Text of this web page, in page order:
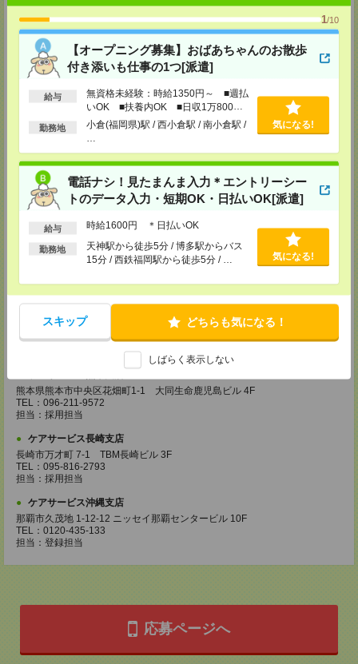
1/10
【オープニング募集】おばあちゃんのお散歩
付き添いも仕事の1つ[派遣]
給与
無資格未経験：時給1350円～ ■週払
いOK ■扶養内OK ■日収1万800円
以上
勤務地
小倉(福岡県)駅 / 西小倉駅 / 南小倉駅 /
気になる!
電話ナシ！見たまんま入力＊エントリーシー
トのデータ入力・短期OK・日払いOK[派遣]
給与 時給1600円 ＊日払いOK
勤務地
天神駅から徒歩5分 / 博多駅からバス
15分 / 西鉄福岡駅から徒歩5分 / …
気になる!
スキップ どちらも気になる！
しばらく表示しない
電話での登録の際に、マイページ作成をいただいた旨をお伝えください。
所要時間
【電話登録】30分程度
・お仕事のご紹介など
〒892-0846
鹿児島市加治屋町 15-9 大同生命鹿児島ビル 9F
TEL：099-239-1070
担当：採用担当
ケアサービス福岡支店
〒812-0024 福岡県福岡市博多区綱場町4-11 パシフィックコート博
多 3F（25.3.17～）
TEL：092-517-3686
ケアサービス北九州支店
〒802-0003 福岡県北九州市小倉北区米町 1-1-21 大分銀行・明治安田生
命ビル 6F
TEL：093-555-4597
熊本県熊本市中央区花畑町1-1 大同生命鹿児島ビル 4F
TEL：096-211-9572
担当：採用担当
ケアサービス長崎支店
長崎市万才町 7-1 TBM長崎ビル 3F
TEL：095-816-2793
担当：採用担当
ケアサービス沖縄支店
那覇市久茂地 1-12-12 ニッセイ那覇センタービル 10F
TEL：0120-435-133
担当：登録担当
応募ページへ